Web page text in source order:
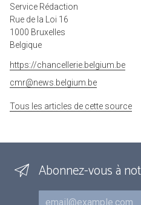
Service Rédaction
Rue de la Loi 16
1000 Bruxelles
Belgique
https://chancellerie.belgium.be
cmr@news.belgium.be
Tous les articles de cette source
Abonnez-vous à
Courriel